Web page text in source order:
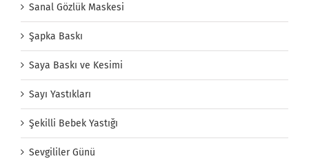
Sanal Gözlük Maskesi
Şapka Baskı
Saya Baskı ve Kesimi
Sayı Yastıkları
Şekilli Bebek Yastığı
Sevgililer Günü